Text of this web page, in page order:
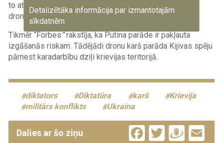
to atļauties kara Ukrainā vajadzību dēļ, vai arī Ukrainas
dronu radītie draudi ir pārāk lieli.
Tikmēr “Forbes ”rakstīja, ka Putina parāde ir pakļauta
izgāšanās riskam. Tādējādi dronu karš parāda Kijivas spēju
pārnest karadarbību dziļi krievijas teritorijā.
diktators Diktatūra karš
Krievija
militārs konflikts
Ukraina
Dalies ar šo ziņu Facebook
Twitter
Detalizētāka informācija par izmantotajām
sīkdatnēm